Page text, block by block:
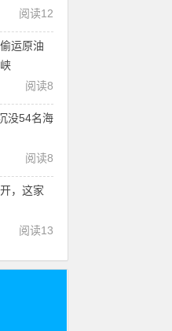
阅读12
运原油
阅读8
没54名海
阅读8
，这家
阅读13